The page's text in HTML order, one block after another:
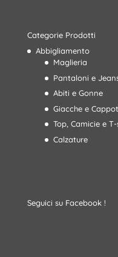
Categorie Prodotti
Abbigliamento
Maglieria
Pantaloni e
Abiti e Gonne
Giacche e
Top, Camicie e
Calzature
Seguici su Facebook !